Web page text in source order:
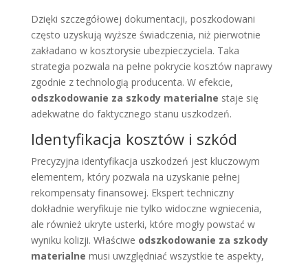
Dzięki szczegółowej dokumentacji, poszkodowani
często uzyskują wyższe świadczenia, niż pierwotnie
zakładano w kosztorysie ubezpieczyciela. Taka
strategia pozwala na pełne pokrycie kosztów naprawy
zgodnie z technologią producenta. W efekcie,
odszkodowanie za szkody materialne staje się
adekwatne do faktycznego stanu uszkodzeń.
Identyfikacja kosztów i szkód
Precyzyjna identyfikacja uszkodzeń jest kluczowym
elementem, który pozwala na uzyskanie pełnej
rekompensaty finansowej. Ekspert techniczny
dokładnie weryfikuje nie tylko widoczne wgniecenia,
ale również ukryte usterki, które mogły powstać w
wyniku kolizji. Właściwe odszkodowanie za szkody
materialne musi uwzględniać wszystkie te aspekty,